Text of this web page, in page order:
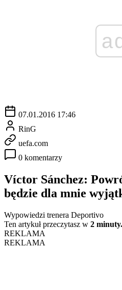
07.01.2016 17:46
RinG
uefa.com
0 komentarzy
Víctor Sánchez:
będzie dla mnie
Wypowiedzi trenera Deportivo
Ten artykuł przeczytasz w 2 minuty.
REKLAMA
REKLAMA